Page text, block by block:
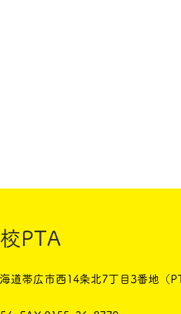
PTA
帯広市西14条北7丁目3番地（